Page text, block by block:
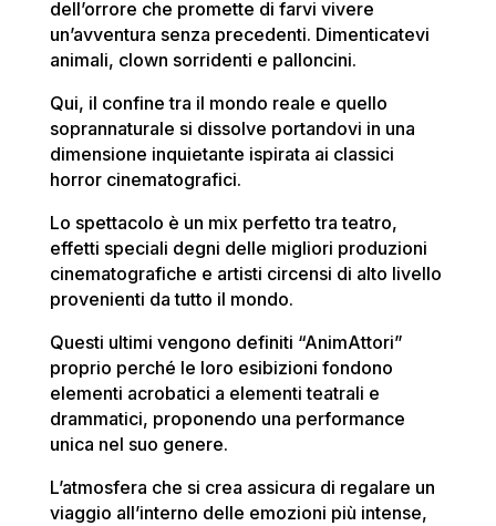
dell’orrore che promette di farvi vivere
un’avventura senza precedenti. Dimenticatevi
animali, clown sorridenti e palloncini.
Qui, il confine tra il mondo reale e quello
soprannaturale si dissolve portandovi in una
dimensione inquietante ispirata ai classici
horror cinematografici.
Lo spettacolo è un mix perfetto tra teatro,
effetti speciali degni delle migliori produzioni
cinematografiche e artisti circensi di alto livello
provenienti da tutto il mondo.
Questi ultimi vengono definiti “AnimAttori”
proprio perché le loro esibizioni fondono
elementi acrobatici a elementi teatrali e
drammatici, proponendo una performance
unica nel suo genere.
L’atmosfera che si crea assicura di regalare un
viaggio all’interno delle emozioni più intense,